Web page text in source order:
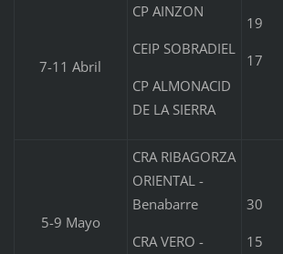
7-11 Abril
CP AINZON
CEIP SOBRADIEL
CP ALMONACID
DE LA SIERRA
19
17
5-9 Mayo
CRA RIBAGORZA
ORIENTAL -
Benabarre
CRA VERO -
30
15